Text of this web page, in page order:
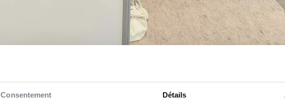
Consentement Détails